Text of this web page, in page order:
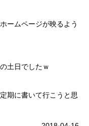
ームページが映るよう
土日でしたｗ
期に書いて行こうと思